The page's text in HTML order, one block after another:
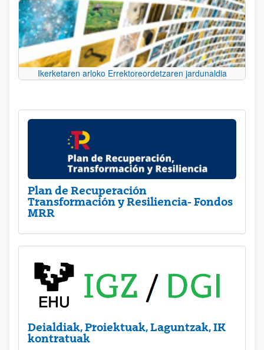
Ikerketaren arloko Errektoreordetzaren jardunaldia
Plan de Recuperación
Transformación y Resiliencia- Fondos
MRR
Deialdiak, Proiektuak, Laguntzak, IK
kontratuak